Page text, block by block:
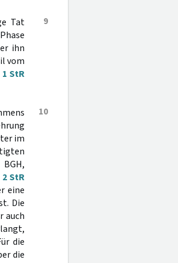
9
Tat
ihn
vom
1 StR
10
im
2 StR
eine
Die
auch
die
die